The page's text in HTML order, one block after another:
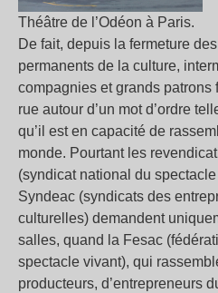
Théâtre de l’Odéon à Paris.
De fait, depuis la fermeture
permanents de la culture,
compagnies et grands patrons
rue autour d’un mot d’ordre
qu’il est en capacité de
monde. Pourtant les
(syndicat national du
Syndeac (syndicats des
culturelles) demandent
salles, quand la Fesac
spectacle vivant), qui
producteurs, d’entrepreneurs